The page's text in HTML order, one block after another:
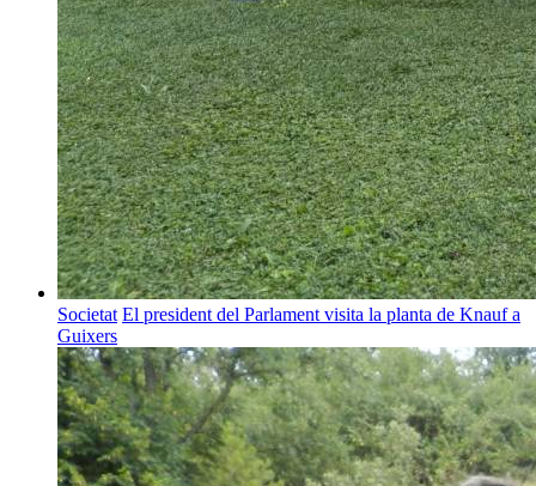
Societat El president del Parlament visita la planta de Knauf a
Guixers